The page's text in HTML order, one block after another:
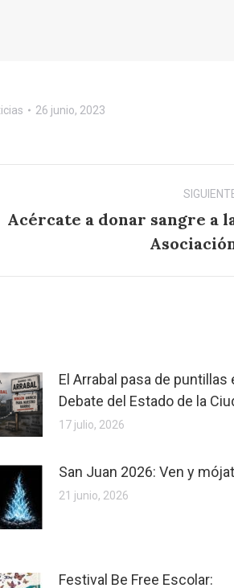
26 junio, 2023
Acércate a donar sangre a
El Arrabal pasa de puntillas
Debate del Estado de la
17 julio, 2026
San Juan 2026: Ven y
21 junio, 2026
Festival Be Free Escolar: